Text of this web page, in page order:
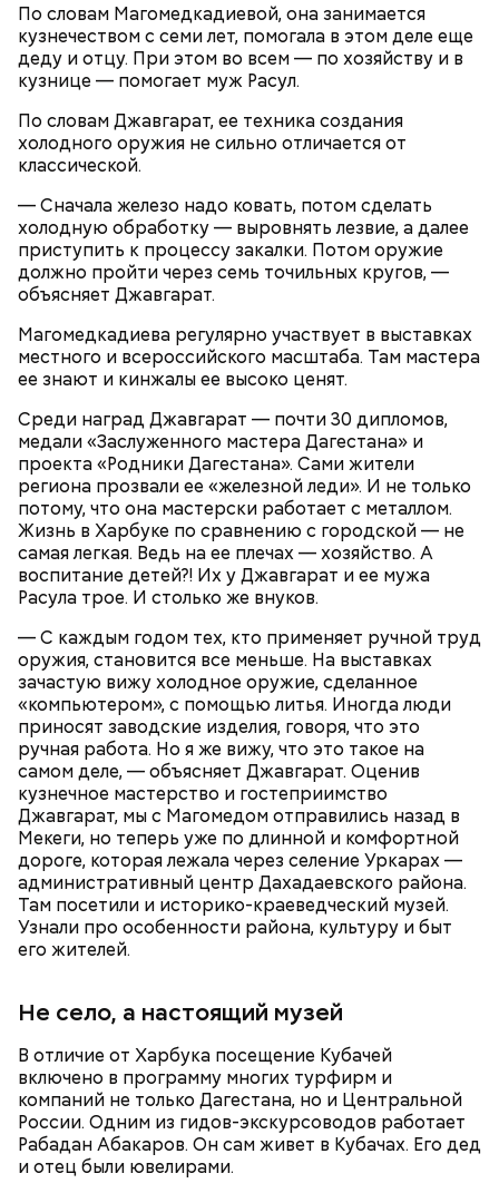
По словам Магомедкадиевой, она занимается
кузнечеством с семи лет, помогала в этом деле еще
деду и отцу. При этом во всем — по хозяйству и в
кузнице — помогает муж Расул.
По словам Джавгарат, ее техника создания
холодного оружия не сильно отличается от
классической.
— Сначала железо надо ковать, потом сделать
холодную обработку — выровнять лезвие, а далее
приступить к процессу закалки. Потом оружие
должно пройти через семь точильных кругов, —
объясняет Джавгарат.
Магомедкадиева регулярно участвует в выставках
местного и всероссийского масштаба. Там мастера
ее знают и кинжалы ее высоко ценят.
Среди наград Джавгарат — почти 30 дипломов,
медали «Заслуженного мастера Дагестана» и
проекта «Родники Дагестана». Сами жители
региона прозвали ее «железной леди». И не только
потому, что она мастерски работает с металлом.
Жизнь в Харбуке по сравнению с городской — не
самая легкая. Ведь на ее плечах — хозяйство. А
воспитание детей?! Их у Джавгарат и ее мужа
Расула трое. И столько же внуков.
— С каждым годом тех, кто применяет ручной труд
оружия, становится все меньше. На выставках
зачастую вижу холодное оружие, сделанное
«компьютером», с помощью литья. Иногда люди
приносят заводские изделия, говоря, что это
ручная работа. Но я же вижу, что это такое на
самом деле, — объясняет Джавгарат. Оценив
кузнечное мастерство и гостеприимство
Джавгарат, мы с Магомедом отправились назад в
Мекеги, но теперь уже по длинной и комфортной
дороге, которая лежала через селение Уркарах —
административный центр Дахадаевского района.
Там посетили и историко-краеведческий музей.
Узнали про особенности района, культуру и быт
его жителей.
Не село, а настоящий музей
В отличие от Харбука посещение Кубачей
включено в программу многих турфирм и
компаний не только Дагестана, но и Центральной
России. Одним из гидов-экскурсоводов работает
Рабадан Абакаров. Он сам живет в Кубачах. Его дед
и отец были ювелирами.
— Курица сначала обжаривается с небольшим
количеством масла и лука на сковороде. Затем ее
нужно отправить в глубокий противень. Сверху
кладем кабачки, нарезанные крупным кубиком, —
Все в противне заливается сливками. По вкусу
можно добавить соль и перец. Сверху блюдо
присыпают свежим базиликом и отправляют в
духовку на 15 минут.
Курица с кабачками по-тайски
Кроме того, специалист не советует покупать
дыню с вмятиной или перележавшую в магазине
долгое время:
— Есть опасность, что гнилостные процессы
распространились по всему плоду. Ей можно
отравиться.
Еще важно знать, откуда дыню привезли к нам,
подчеркнула диетолог. Самолетом их не
любые фрукты и овощи, она может терять свои
витамины.